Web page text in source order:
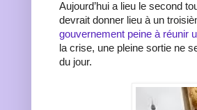
Aujourd’hui a lieu le second
devrait donner lieu à un
gouvernement peine à réunir
la crise, une pleine sortie ne
du jour.